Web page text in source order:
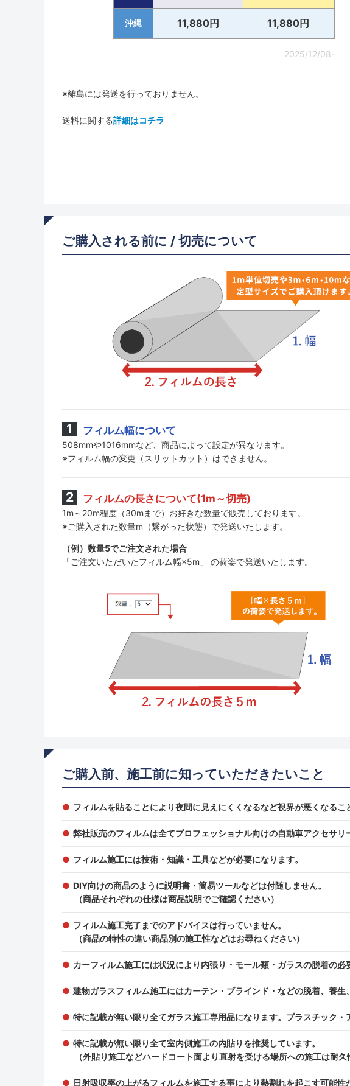
沖縄 11,880円 11,880円
2025/12/08-
※離島には発送を行っておりません。
送料に関する詳細はコチラ
ご購入される前に / 切売について
フィルム幅について
508mmや1016mmなど、商品によって設定が異なります。
※フィルム幅の変更（スリットカット）はできません。
フィルムの長さについて(1m～切売)
1m～20m程度（30mまで）お好きな数量で販売しております。
※ご購入された数量m（繋がった状態）で発送いたします。
（例）数量5でご注文された場合
「ご注文いただいたフィルム幅×5m」 の荷姿で発送いたします。
ご購入前、施工前に知っていただきたいこと
フィルムを貼ることにより夜間に見えにくくなるなど視界が悪くなるこ
弊社販売のフィルムは全てプロフェッショナル向けの自動車アクセサリ
フィルム施工には技術・知識・工具などが必要になります。
DIY向けの商品のように説明書・簡易ツールなどは付随しません。
（商品それぞれの仕様は商品説明でご確認ください）
フィルム施工完了までのアドバイスは行っていません。
（商品の特性の違い商品別の施工性などはお尋ねください）
カーフィルム施工には状況により内張り・モール類・ガラスの脱着の必
建物ガラスフィルム施工にはカーテン・ブラインド・などの脱着、養生
特に記載が無い限り全てガラス施工専用品になります。プラスチック
特に記載が無い限り全て室内側施工の内貼りを推奨しています。
（外貼り施工などハードコート面より直射を受ける場所への施工は耐久
日射吸収率の上がるフィルムを施工する事により熱割れを起こす可能性